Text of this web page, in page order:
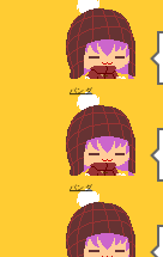
パンダ
パンダ